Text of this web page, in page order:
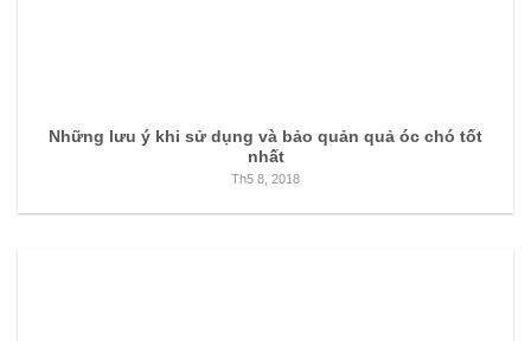
Những lưu ý khi sử dụng và bảo quản quả óc chó tốt
nhất
Th5 8, 2018